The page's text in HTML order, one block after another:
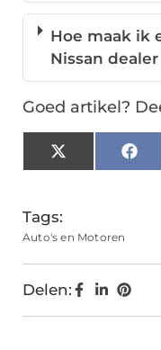
Hoe maak ik
Nissan
Goed artikel?
X
(Twitter)
Tags:
Auto's en Motoren
Delen: